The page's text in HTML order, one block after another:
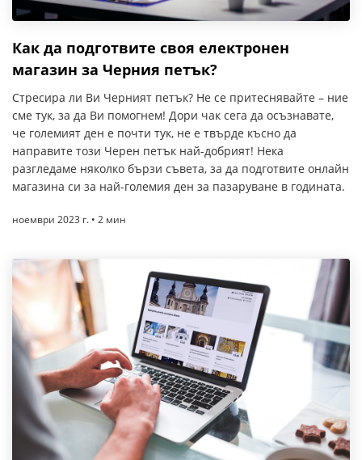
Как да подготвите своя електронен
магазин за Черния петък?
Стресира ли Ви Черният петък? Не се притеснявайте – ние
сме тук, за да Ви помогнем! Дори чак сега да осъзнавате,
че големият ден е почти тук, не е твърде късно да
направите този Черен петък най-добрият! Нека
разгледаме няколко бързи съвета, за да подготвите онлайн
магазина си за най-големия ден за пазаруване в годината.
ноември 2023 г. • 2 мин